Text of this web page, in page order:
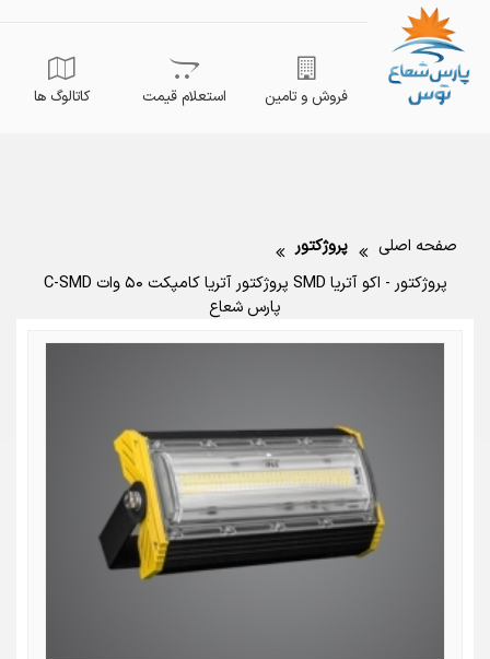
فروش و تامین استعلام قیمت کاتالوگ ها
صفحه اصلی
پروژکتور
پروژکتور - اکو آتریا SMD پروژکتور آتریا کامپکت ۵۰ وات C-SMD
پارس شعاع